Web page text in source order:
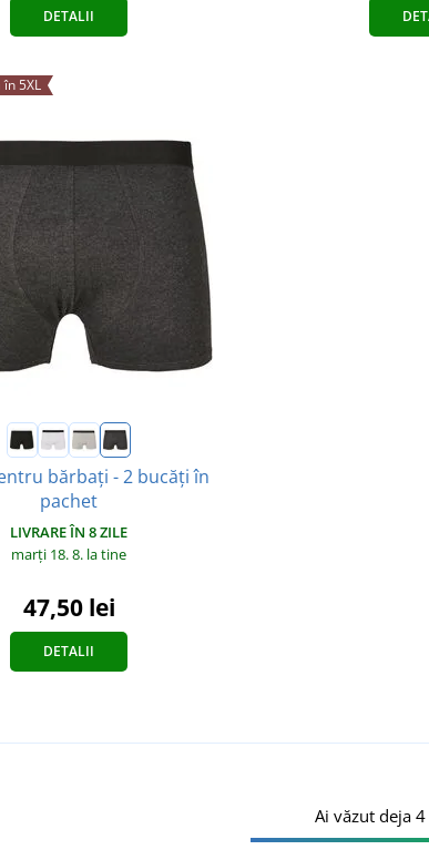
DETALII
5XL
bărbați - 2 bucăți în
pachet
LIVRARE ÎN 8 ZILE
marți 18. 8. la tine
47,50 lei
DETALII
Ai văzut deja